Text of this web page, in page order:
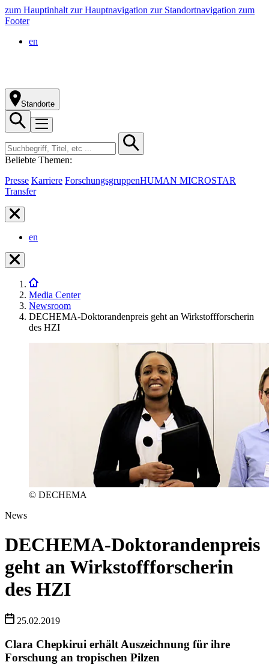
zum Hauptinhalt zur Hauptnavigation zur Standortnavigation zum
Footer
en
Standorte
Beliebte Themen:
Presse Karriere ForschungsgruppenHUMAN MICROSTAR
Transfer
en
Media Center
Newsroom
DECHEMA-Doktorandenpreis geht an Wirkstoffforscherin
des HZI
© DECHEMA
News
DECHEMA-Doktorandenpreis
geht an Wirkstoffforscherin
des HZI
25.02.2019
Clara Chepkirui erhält Auszeichnung für ihre
Forschung an tropischen Pilzen